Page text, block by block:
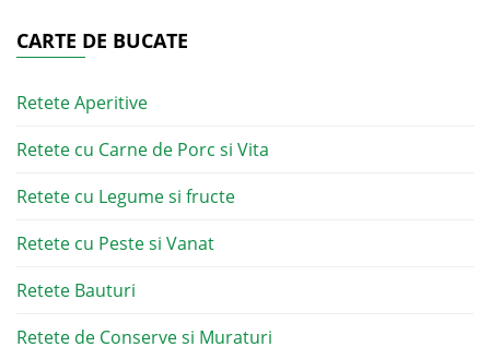
CARTE DE BUCATE
Retete Aperitive
Retete cu Carne de Porc si Vita
Retete cu Legume si fructe
Retete cu Peste si Vanat
Retete Bauturi
Retete de Conserve si Muraturi